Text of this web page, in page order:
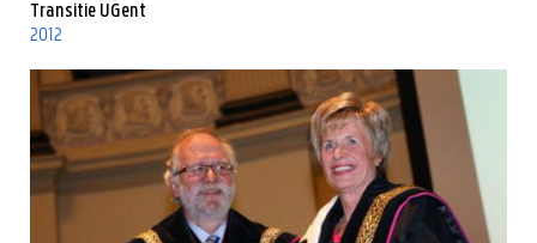
Transitie UGent
2012